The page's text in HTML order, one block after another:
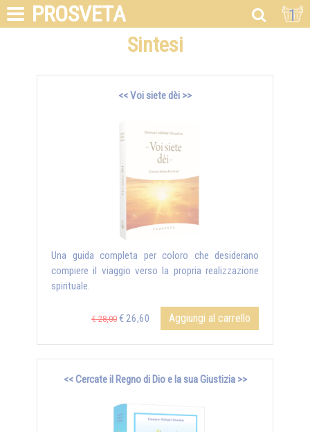
PROSVETA 1
Sintesi
<< Voi siete dèi >>
Una guida completa per coloro che desiderano
compiere il viaggio verso la propria realizzazione
spirituale.
€ 28,00 € 26,60 Aggiungi al carrello
<< Cercate il Regno di Dio e la sua Giustizia >>